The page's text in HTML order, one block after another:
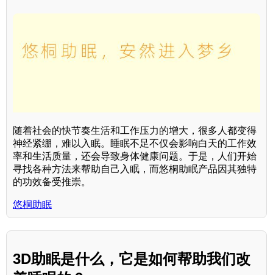
随着社会的快节奏生活和工作压力的增大，很多人都变得
神经紧绷，难以入眠。睡眠不足不仅会影响白天的工作效
率和生活质量，还会导致身体健康问题。于是，人们开始
寻找各种方法来帮助自己入眠，而悠桐助眠产品因其独特
的功效备受推崇。
悠桐助眠
3D助眠是什么，它是如何帮助我们改